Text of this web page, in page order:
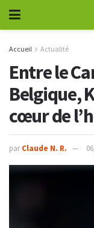
Accueil Actualité
Entre le
Belgique,
cœur de
par Claude N. R.